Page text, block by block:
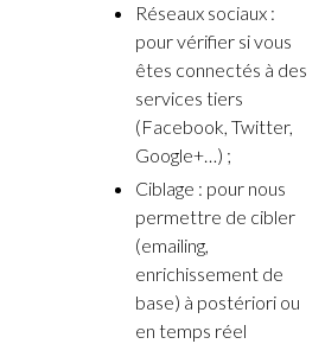
Réseaux sociaux :
pour vérifier si vous
êtes connectés à des
services tiers
(Facebook, Twitter,
Google+…) ;
Ciblage : pour nous
permettre de cibler
(emailing,
enrichissement de
base) à postériori ou
en temps réel